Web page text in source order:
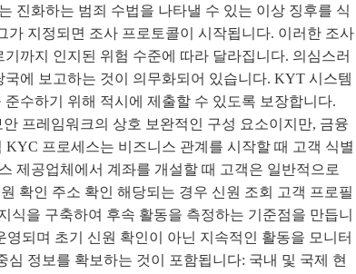
진화하는 범죄 수법을 나타낼 수 있는 이상 징후를 식
지정되면 조사 프로토콜이 시작됩니다. 이러한 조사
까지 인지된 위험 수준에 따라 달라집니다. 의심스러
에 보고하는 것이 의무화되어 있습니다. KYT 시스템
수하기 위해 적시에 제출할 수 있도록 보장합니다.
프레임워크의 상호 보완적인 구성 요소이지만, 금융
프로세스는 비즈니스 관계를 시작할 때 고객 식별
제공업체에서 계좌를 개설할 때 고객은 일반적으로
확인 주소 확인 해당되는 경우 신원 조회 고객 프로필
을 구축하여 후속 활동을 측정하는 기준점을 만듭니
되며 초기 신원 확인이 아닌 지속적인 활동을 모니터
정보를 확보하는 것이 포함됩니다: 국내 및 국제 현